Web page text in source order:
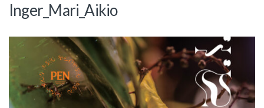
Inger_Mari_Aikio